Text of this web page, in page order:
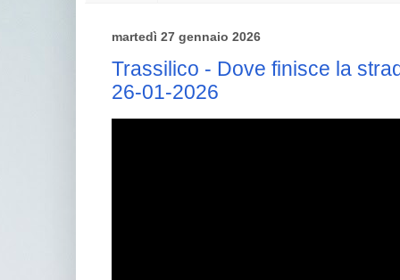
martedì 27 gennaio 2026
Trassilico - Dove finisce la
26-01-2026